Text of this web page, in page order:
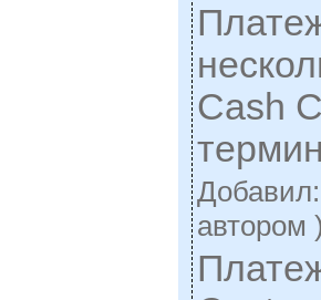
Cash
автором